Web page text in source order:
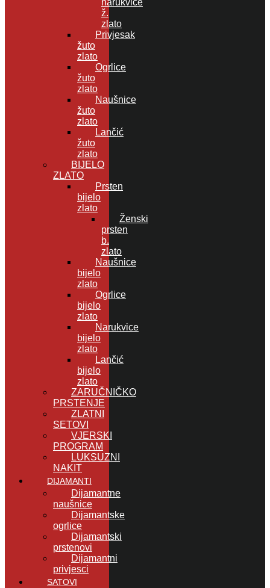
ž.
zlato
Privjesak
žuto
zlato
Ogrlice
žuto
zlato
Naušnice
žuto
zlato
Lančić
žuto
zlato
BIJELO
ZLATO
Prsten
bijelo
zlato
Ženski
prsten
b.
zlato
Naušnice
bijelo
zlato
Ogrlice
bijelo
zlato
Narukvice
bijelo
zlato
Lančić
bijelo
zlato
ZARUČNIČKO
PRSTENJE
ZLATNI
SETOVI
VJERSKI
PROGRAM
LUKSUZNI
NAKIT
DIJAMANTI
Dijamantne
naušnice
Dijamantske
ogrlice
Dijamantski
prstenovi
Dijamantni
privjesci
SATOVI